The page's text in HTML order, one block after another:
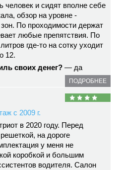
человек и сидят вполне себе
обзор на уровне -
По проходимости держат
любые препятствия. По
где-то на сотку уходит
12.
своих денег? — да
ПОДРОБНЕЕ
с 2009 г.
в 2020 году. Перед
на дороге
у меня не
коробкой и большим
водителя. Салон